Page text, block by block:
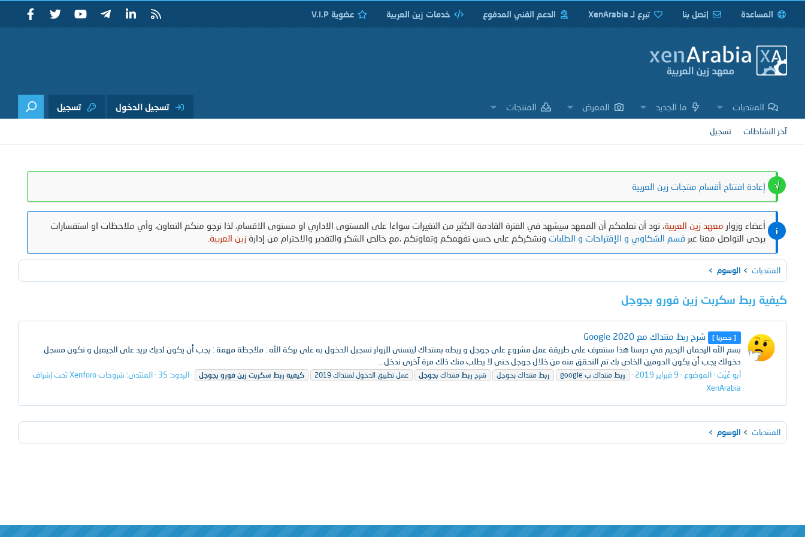
المساعدة إتصل بنا تبرع لـ XenArabia الدعم الفني المدفوع خدمات زين العربية عضوية V.I.P
المنتديات ما الجديد المعرض المنتجات تسجيل الدخول تسجيل
آخر النشاطات تسجيل
إعادة افتتاح أقسام منتجات زين العربية
أعضاء وزوار معهد زين العربية، نود أن نعلمكم أن المعهد سيشهد في الفترة القادمة الكثير من التغيرات سواءا على المستوى الاداري او مستوى الاقسام، لذا نرجو منكم التعاون، وأي ملاحظات او استفسارات
يرجى التواصل معنا عبر قسم الشكاوي و الإقتراحات و الطلبات ونشكركم على حسن تفهمكم وتعاونكم ،مع خالص الشكر والتقدير والاحترام من إدارةزين العربية
المنتديات الوسوم
كيفية ربط سكربت زين فورو بجوجل
[ حصريا ] شرح ربط منتداك مع Google 2020
بسم الله الرحمان الرحيم في درسنا هذا سنتعرف على طريقة عمل مشروع على جوجل و ربطه بمنتداك ليتسنى للزوار تسجيل الدخول به على بركة الله : ملاجظة مهمة : يجب أن يكون لديك بريد على الجيميل و تكون مسجل
دخولك يجب أن يكون الدومين الخاص بك تم التحقق منه من خلال جوجل حتى لا يطلب منك ذلك مرة آخرى ندخل...
أبو غَيْث الموضوع 9 فبراير 2019 ربط منتداك ب google ربط منتداك بحوجل شرح ربط منتداك بجوجل عمل تطبيق الدخول لمنتداك 2019 كيفية ربط سكربت زين فورو بجوجل الردود: 35 المنتدى:
شروحات Xenforo تحت إشراف
XenArabia
المنتديات الوسوم